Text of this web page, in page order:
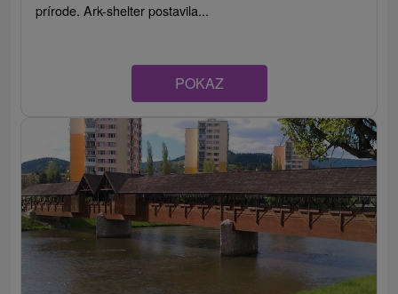
prírode. Ark-shelter postavila...
POKAZ